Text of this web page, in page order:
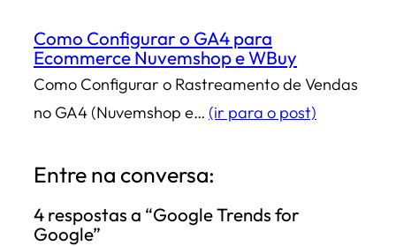
Como Configurar o GA4 para
Ecommerce Nuvemshop e WBuy
Como Configurar o Rastreamento de Vendas
no GA4 (Nuvemshop e… (ir para o post)
Entre na conversa:
4 respostas a “Google Trends for
Google”